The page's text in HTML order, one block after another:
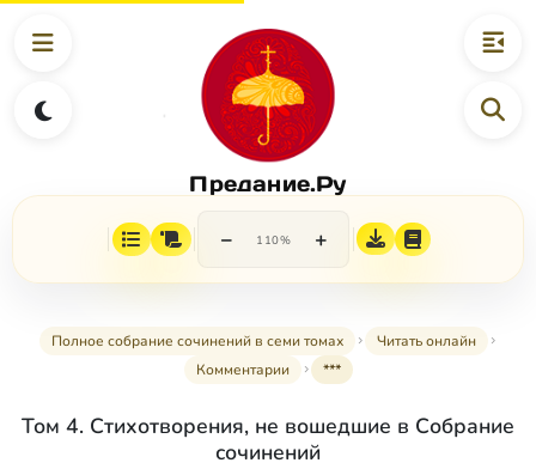
Предание.Ру
− 110% +
Полное собрание сочинений в семи томах
Читать онлайн
Комментарии
***
Том 4. Стихотворения, не вошедшие в Собрание
сочинений